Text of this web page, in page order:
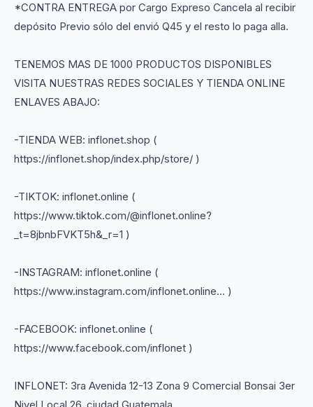
*CONTRA ENTREGA por Cargo Expreso Cancela al recibir
depósito Previo sólo del envió Q45 y el resto lo paga alla.
TENEMOS MAS DE 1000 PRODUCTOS DISPONIBLES
VISITA NUESTRAS REDES SOCIALES Y TIENDA ONLINE
ENLAVES ABAJO:
-TIENDA WEB: inflonet.shop (
https://inflonet.shop/index.php/store/ )
-TIKTOK: inflonet.online (
https://www.tiktok.com/@inflonet.online?
_t=8jbnbFVKT5h&_r=1 )
-INSTAGRAM: inflonet.online (
https://www.instagram.com/inflonet.online... )
-FACEBOOK: inflonet.online (
https://www.facebook.com/inflonet )
INFLONET: 3ra Avenida 12-13 Zona 9 Comercial Bonsai 3er